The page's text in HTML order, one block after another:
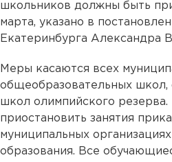
школьников должны быть
марта, указано в
Екатеринбурга Александра
Меры касаются всех
общеобразовательных
школ олимпийского резерва.
приостановить занятия
муниципальных
образования. Все